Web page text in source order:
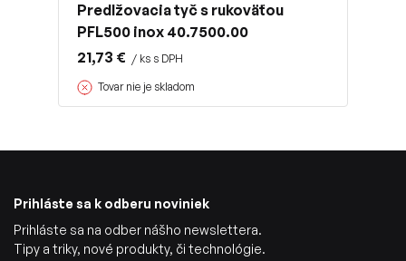
Predlžovacia tyč s rukoväťou
PFL500 inox 40.7500.00
21,73 € / ks s DPH
Tovar nie je skladom
Prihláste sa k odberu noviniek
Prihláste sa na odber nášho newslettera.
Tipy a triky, nové produkty, či technológie.